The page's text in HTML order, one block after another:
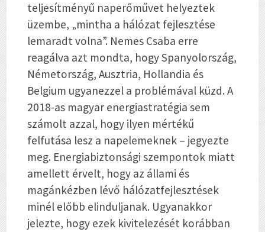
teljesítményű naperőművet helyeztek
üzembe, „mintha a hálózat fejlesztése
lemaradt volna”. Nemes Csaba erre
reagálva azt mondta, hogy Spanyolország,
Németország, Ausztria, Hollandia és
Belgium ugyanezzel a problémával küzd. A
2018-as magyar energiastratégia sem
számolt azzal, hogy ilyen mértékű
felfutása lesz a napelemeknek – jegyezte
meg. Energiabiztonsági szempontok miatt
amellett érvelt, hogy az állami és
magánkézben lévő hálózatfejlesztések
minél előbb elinduljanak. Ugyanakkor
jelezte, hogy ezek kivitelezését korábban